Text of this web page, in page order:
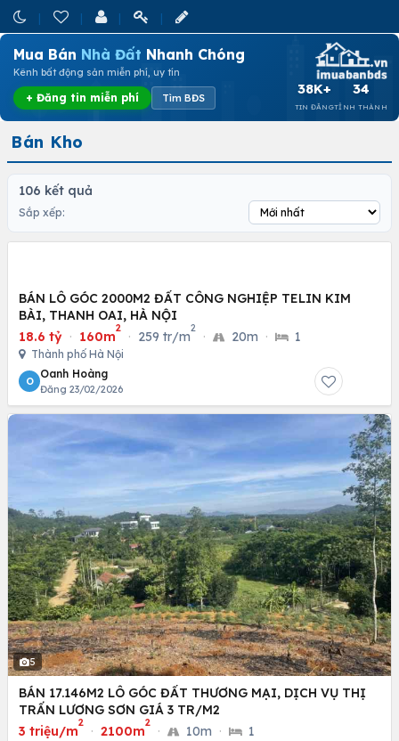
Mua Bán Nhà Đất Nhanh Chóng
Kênh bất động sản miễn phí, uy tín
+ Đăng tin miễn phí Tìm BĐS
38K+
TIN ĐĂNG
34
TỈNH THÀNH
Bán Kho
106 kết quả
Sắp xếp:
BÁN LÔ GÓC 2000M2 ĐẤT CÔNG NGHIỆP TELIN KIM
BÀI, THANH OAI, HÀ NỘI
18.6 tỷ · 160m
2
· 259 tr/m
2
· 20m · 1
Thành phố Hà Nội
O
Oanh Hoàng
Đăng 23/02/2026
5
BÁN 17.146M2 LÔ GÓC ĐẤT THƯƠNG MẠI, DỊCH VỤ THỊ
TRẤN LƯƠNG SƠN GIÁ 3 TR/M2
3 triệu/m
2
· 2100m
2
· 10m · 1